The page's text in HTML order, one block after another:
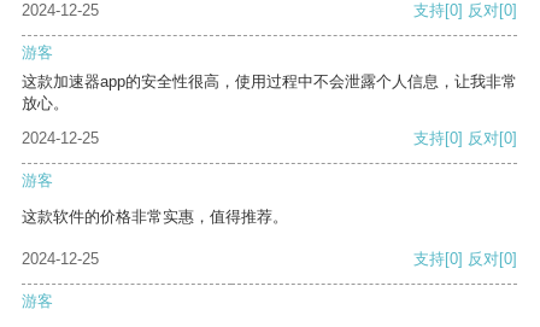
2024-12-25
支持[0] 反对[0]
游客
这款加速器app的安全性很高，使用过程中不会泄露个人信息，让我非常
放心。
2024-12-25
支持[0] 反对[0]
游客
这款软件的价格非常实惠，值得推荐。
2024-12-25 支持[0] 反对[0]
游客